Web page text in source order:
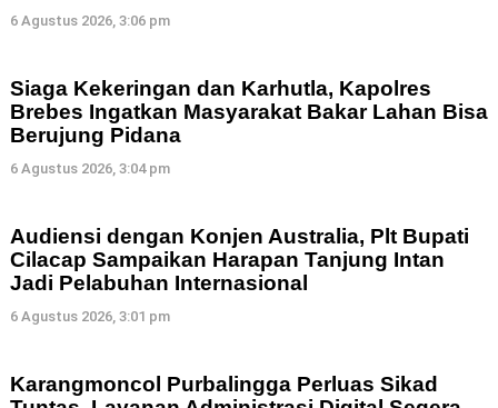
6 Agustus 2026, 3:06 pm
Siaga Kekeringan dan Karhutla, Kapolres
Brebes Ingatkan Masyarakat Bakar Lahan Bisa
Berujung Pidana
6 Agustus 2026, 3:04 pm
Audiensi dengan Konjen Australia, Plt Bupati
Cilacap Sampaikan Harapan Tanjung Intan
Jadi Pelabuhan Internasional
6 Agustus 2026, 3:01 pm
Karangmoncol Purbalingga Perluas Sikad